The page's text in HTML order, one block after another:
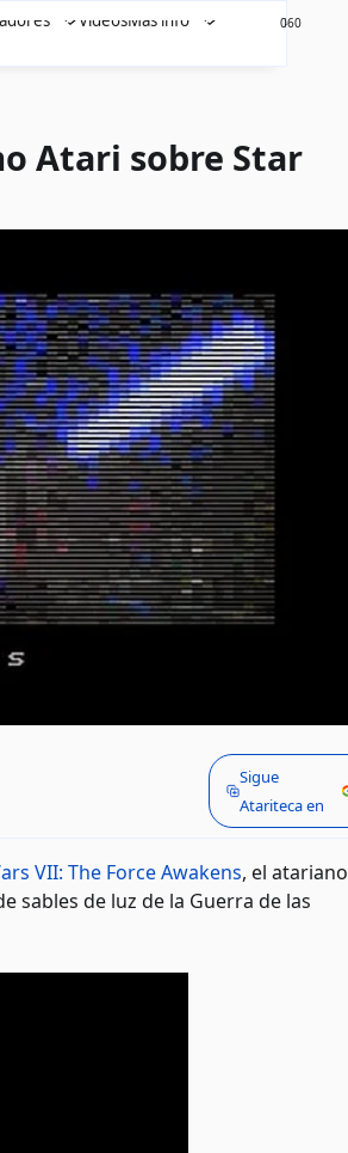
VideosMás info 460
0
Atari sobre Star
Sigue
Atariteca en
VII: The Force Awakens, el atariano
sables de luz de la Guerra de las